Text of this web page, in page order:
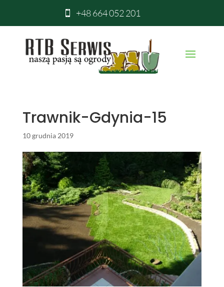
 +48 664 052 201
Trawnik-Gdynia-15
10 grudnia 2019